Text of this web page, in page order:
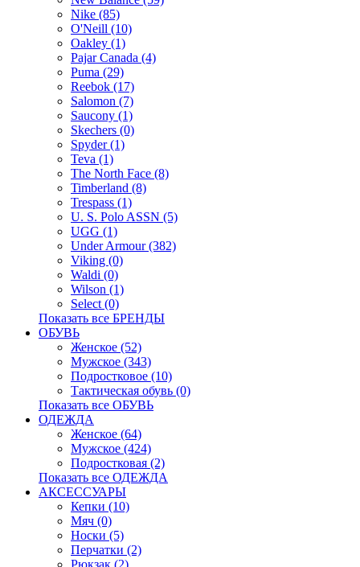
Nike (85)
O'Neill (10)
Oakley (1)
Pajar Canada (4)
Puma (29)
Reebok (17)
Salomon (7)
Saucony (1)
Skechers (0)
Spyder (1)
Teva (1)
The North Face (8)
Timberland (8)
Trespass (1)
U. S. Polo ASSN (5)
UGG (1)
Under Armour (382)
Viking (0)
Waldi (0)
Wilson (1)
Select (0)
Показать все БРЕНДЫ
ОБУВЬ
Женское (52)
Мужское (343)
Подростковое (10)
Тактическая обувь (0)
Показать все ОБУВЬ
ОДЕЖДА
Женское (64)
Мужское (424)
Подростковая (2)
Показать все ОДЕЖДА
АКСЕССУАРЫ
Кепки (10)
Мяч (0)
Носки (5)
Перчатки (2)
Рюкзак (2)